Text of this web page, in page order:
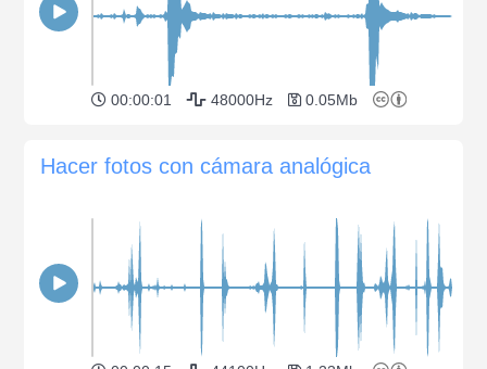
00:00:01 48000Hz 0.05Mb
Hacer fotos con cámara analógica